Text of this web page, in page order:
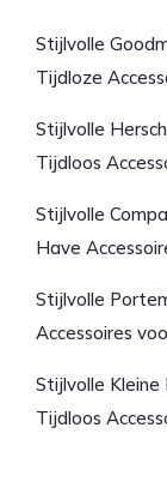
Stijlvolle
Tijdloze
Stijlvolle
Tijdloos
Stijlvolle
Have
Stijlvolle
Accessoires
Stijlvolle Kleine
Tijdloos